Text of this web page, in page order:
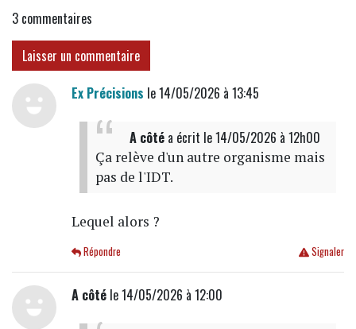
3 commentaires
Laisser un commentaire
Ex Précisions le 14/05/2026 à 13:45
A côtéa écrit le 14/05/2026 à 12h00
Ça relève d'un autre organisme mais
pas de l'IDT.
Lequel alors ?
Signaler
Répondre
A côtéle 14/05/2026 à 12:00